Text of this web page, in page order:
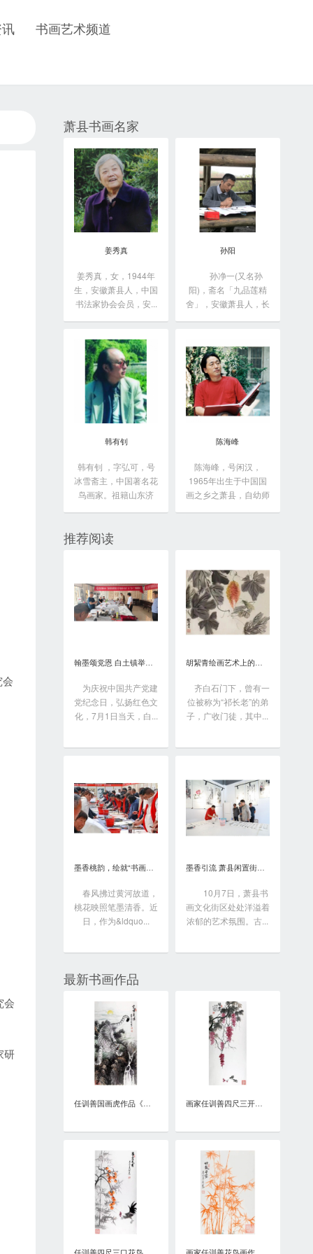
书画艺术频道
会
研
萧县书画名家
姜秀真
姜秀真，女，1944年
生，安徽萧县人，中国
书法家协会会员，安...
孙阳
孙净一(又名孙
阳)，斋名「九品莲精
舍」，安徽萧县人，长
韩有钊
韩有钊 ，字弘可，号
冰雪斋主，中国著名花
鸟画家。祖籍山东济
陈海峰
陈海峰，号闲汉，
1965年出生于中国国
画之乡之萧县，自幼师
推荐阅读
翰墨颂党恩 白土镇举办书画笔会庆“七一”
为庆祝中国共产党建
党纪念日，弘扬红色文
化，7月1日当天，白...
胡絜青绘画艺术上的精深造诣从何而来?
齐白石门下，曾有一
位被称为“祁长老”的弟
子，广收门徒，其中...
墨香桃韵，绘就“书画之乡”新画卷
春风拂过黄河故道，
桃花映照笔墨清香。近
日，作为&ldquo...
墨香引流 萧县闲置街区变身书画艺术聚落
10月7日，萧县书
画文化街区处处洋溢着
浓郁的艺术氛围。古...
最新书画作品
画家任训善四尺三开花鸟画作品《硕果》